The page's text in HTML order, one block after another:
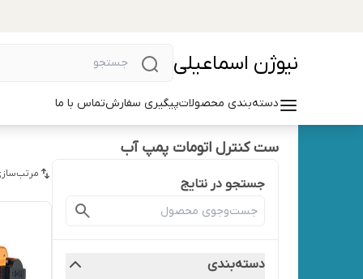
نیوژن اسماعیلی
دسته‌بندی محصولاتپیگیری سفارشتماس با ما
ست کنترل اتومات پمپ آب
جستجو در نتایج
دسته‌بندی